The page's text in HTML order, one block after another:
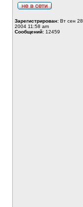
Зарегистрирован: Вт сен 28,
2004 11:58 am
Сообщений: 12459